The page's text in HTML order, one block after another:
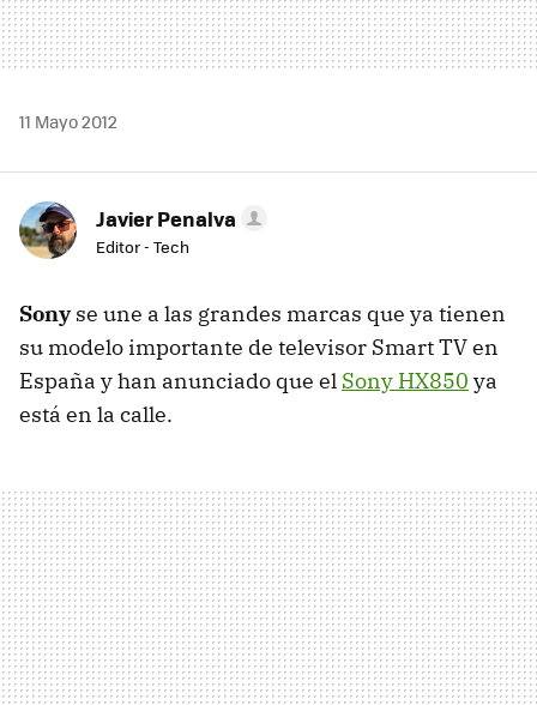
11 Mayo 2012
Javier Penalva
Editor - Tech
Sonyse une a las grandes marcas que ya tienen
su modelo importante de televisor Smart TV en
España y han anunciado que el Sony HX850 ya
está en la calle.